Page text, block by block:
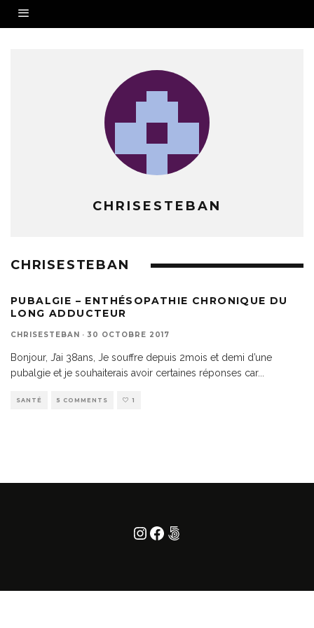
CHRISESTEBAN
CHRISESTEBAN
PUBALGIE – ENTHÉSOPATHIE CHRONIQUE DU
LONG ADDUCTEUR
CHRISESTEBAN · 30 OCTOBRE 2017
Bonjour, J’ai 38ans, Je souffre depuis 2mois et demi d’une
pubalgie et je souhaiterais avoir certaines réponses car...
SANTÉ 5 COMMENTS 1
Instagram
Facebook
500px